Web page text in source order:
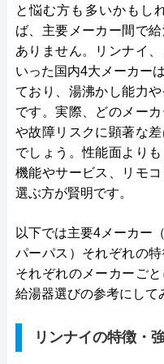
と悩む方も多いかもし
ば、主要メーカー間で
ありません。リンナイ
いった国内4大メーカー
ており、湯沸かし能力
です。実際、どのメー
や故障リスクに顕著な
でしょう。性能面より
機能やサービス、リモ
選ぶ方が賢明です。
以下では主要4メーカー
パーパス）それぞれの
それぞれのメーカーご
給湯器選びの参考にして
リンナイの特徴・